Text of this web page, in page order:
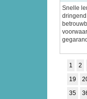
Snelle
1 2
19
35